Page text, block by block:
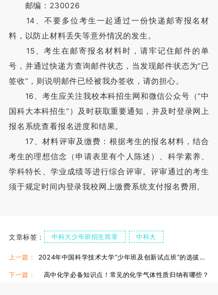
邮编：230026
14、不要多位考生一起通过一份快递邮寄报名材
料，以防止材料丢失等意外情况的发生。
15、考生在邮寄报名材料时，请牢记住邮件的单
号，并通过快递方查询邮件状态，当发现邮件状态为“已
签收”，则说明邮件已经被我办签收，请勿担心。
16、考生应关注我校本科招生网和微信公众号（“中
国科大本科招生”）及时获取重要通知，并及时登录网上
报名系统查看报名进度和结果。
17、材料评审及缴费：根据考生的报名材料，结合
考生的理想信念（申请表里有个人陈述）、科学素养、
学科特长、学业成绩等进行综合评审。评审通过的考生
须于规定时间内登录我校网上缴费系统支付报名费用。
文章标签： 中科大少年班招生简章 中科大
科学技术大学少年班
上一篇： 2024年中国科学技术大学“少年班及创新试点班”的选拔流程是什么？
下一篇： 高中化学必备知识点！常见的化学气体性质归纳有哪些？